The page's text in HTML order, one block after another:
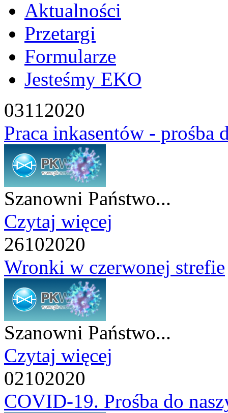
Aktualności
Przetargi
Formularze
Jesteśmy EKO
03112020
Praca inkasentów - prośba
Szanowni Państwo...
Czytaj więcej
26102020
Wronki w czerwonej strefie
Szanowni Państwo...
Czytaj więcej
02102020
COVID-19. Prośba do